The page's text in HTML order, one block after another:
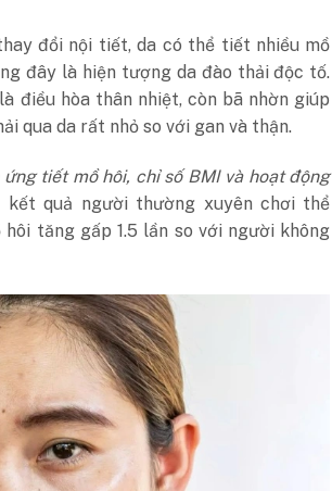
đổi nội tiết, da có thể tiết nhiều mồ
đây là hiện tượng da đào thải độc tố.
điều hòa thân nhiệt, còn bã nhờn giúp
qua da rất nhỏ so với gan và thận.
ứng tiết mồ hôi, chỉ số BMI và hoạt động
kết quả người thường xuyên chơi thể
tăng gấp 1.5 lần so với người không